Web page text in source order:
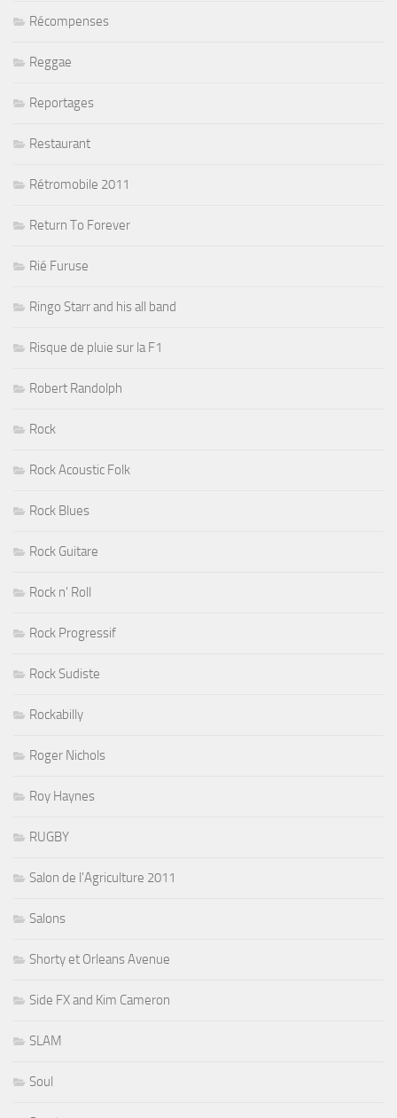
Récompenses
Reggae
Reportages
Restaurant
Rétromobile 2011
Return To Forever
Rié Furuse
Ringo Starr and his all band
Risque de pluie sur la F1
Robert Randolph
Rock
Rock Acoustic Folk
Rock Blues
Rock Guitare
Rock n' Roll
Rock Progressif
Rock Sudiste
Rockabilly
Roger Nichols
Roy Haynes
RUGBY
Salon de l'Agriculture 2011
Salons
Shorty et Orleans Avenue
Side FX and Kim Cameron
SLAM
Soul